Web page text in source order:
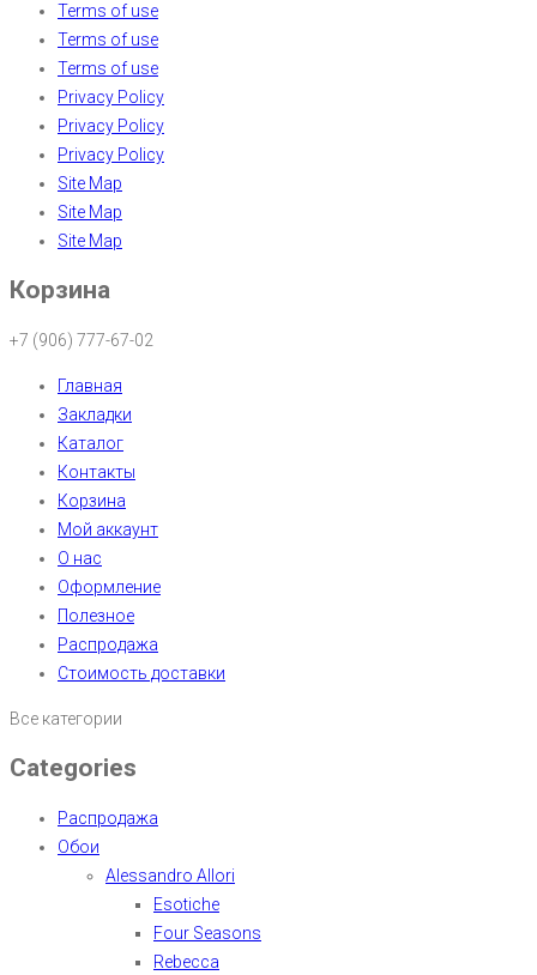
Terms of use
Terms of use
Terms of use
Privacy Policy
Privacy Policy
Privacy Policy
Site Map
Site Map
Site Map
Корзина
+7 (906) 777-67-02
Главная
Закладки
Каталог
Контакты
Корзина
Мой аккаунт
О нас
Оформление
Полезное
Распродажа
Стоимость доставки
Все категории
Categories
Распродажа
Обои
Alessandro Allori
Esotiche
Four Seasons
Rebecca